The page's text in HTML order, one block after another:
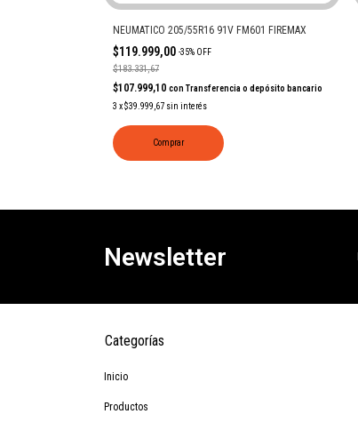
NEUMATICO 205/55R16 91V FM601 FIREMAX
$119.999,00 -35% OFF
$183.331,67
$107.999,10 con Transferencia o depósito bancario
3 x$39.999,67 sin interés
Comprar
Newsletter
Categorías
Inicio
Productos